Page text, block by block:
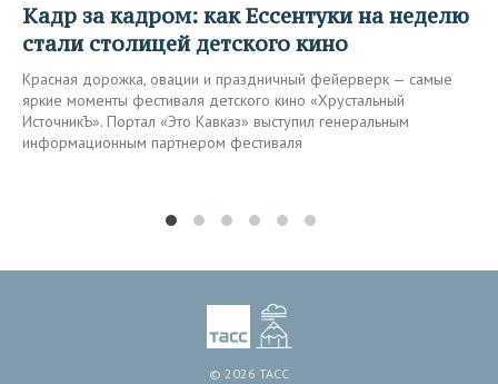
Кадр за кадром: как Ессентуки на неделю
стали столицей детского кино
Красная дорожка, овации и праздничный фейерверк — самые
яркие моменты фестиваля детского кино «Хрустальный
ИсточникЪ». Портал «Это Кавказ» выступил генеральным
информационным партнером фестиваля
© 2026 ТАСС